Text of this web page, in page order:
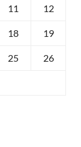
11 12
18 19
25 26